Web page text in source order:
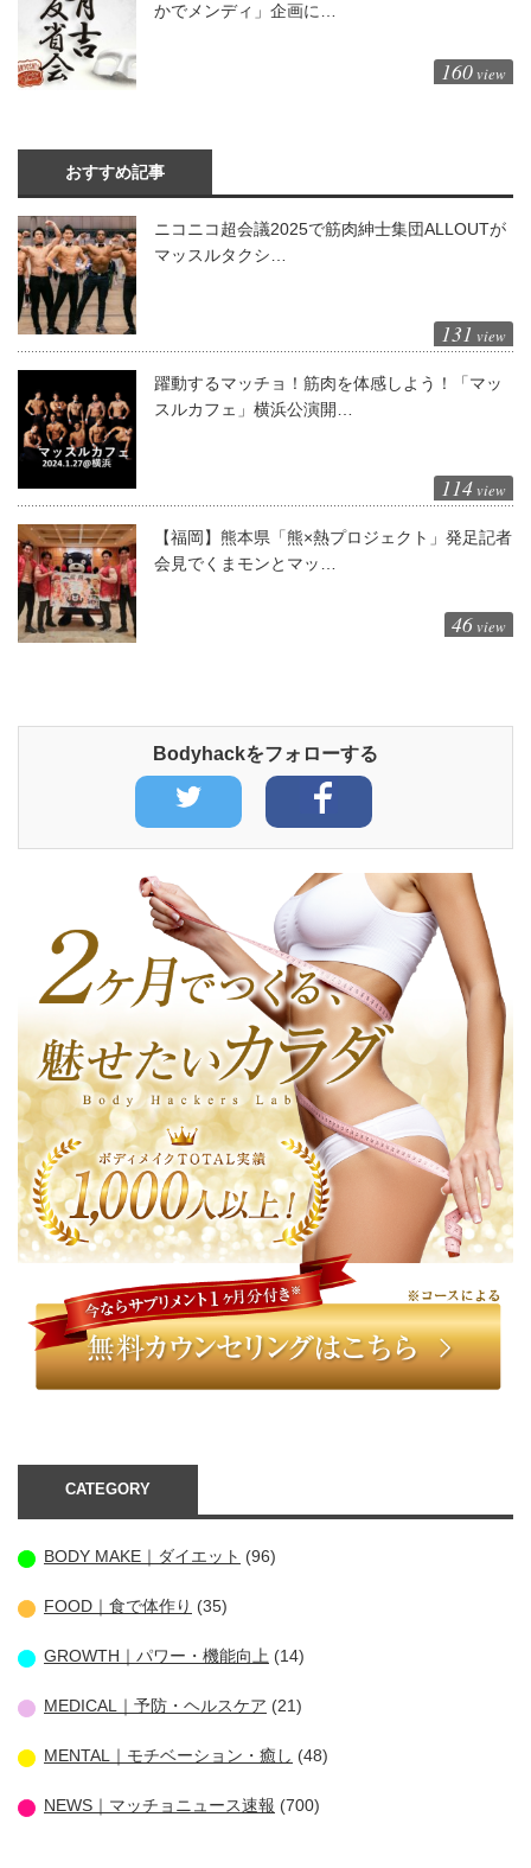
かでメンディ」企画に…
160 view
おすすめ記事
ニコニコ超会議2025で筋肉紳士集団ALLOUTが
マッスルタクシ…
131 view
躍動するマッチョ！筋肉を体感しよう！「マッ
スルカフェ」横浜公演開…
114 view
【福岡】熊本県「熊×熱プロジェクト」発足記者
会見でくまモンとマッ…
46 view
Bodyhackをフォローする
CATEGORY
BODY MAKE｜ダイエット (96)
FOOD｜食で体作り (35)
GROWTH｜パワー・機能向上 (14)
MEDICAL｜予防・ヘルスケア (21)
MENTAL｜モチベーション・癒し (48)
NEWS｜マッチョニュース速報 (700)